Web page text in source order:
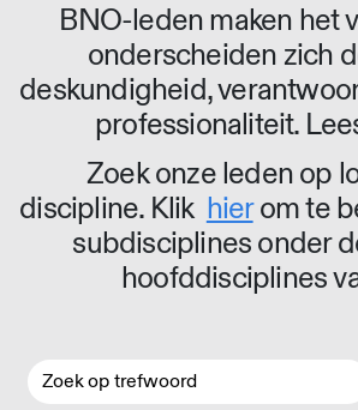
BNO-leden maken het
onderscheiden zich
deskundigheid,
professionaliteit.
Zoek onze leden op
discipline. Klik hierom te
subdisciplines onder
hoofddisciplines